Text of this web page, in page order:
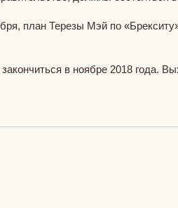
план Терезы Мэй по
в ноябре 2018 года.